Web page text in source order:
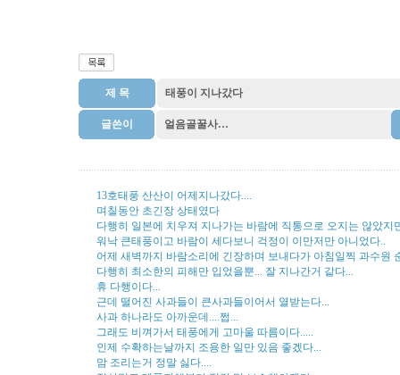
제 목 태풍이 지나갔다
글쓴이 얼음골꿀사…
13호태풍 산산이 어제지나갔다....
며칠동안 초긴장 상태였다
다행히 일본에 치우져 지나가는 바람에 직통으로 오지는 않았지
워낙 큰태풍이고 바람이 세다보니 걱정이 이만저만 아니었다..
어제 새벽까지 바람소리에 긴장하며 보내다가 아침일찍 과수원
다행히 최소한의 피해만 입었을뿐... 잘 지나간거 같다...
휴 다행이다...
근데 떨어진 사과들이 큰사과들이어서 열받는다...
사과 하나라도 아까운데....쩝...
그래도 비껴가서 태풍에게 고마울 따름이다.....
인제 수확하는날까지 조용한 일만 있음 좋겠다...
맘 조리는거 정말 싫다....